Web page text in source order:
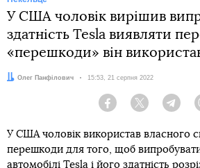
У США чоловік вирішив
здатність Tesla виявляти
«перешкоди» він
Автор:
Олег Панфілович Дата:
15:53, 21 серпня 2022
Facebook Twitter
У США чоловік використав власного
перешкоди для того, щоб
автомобілі Tesla і його здатність